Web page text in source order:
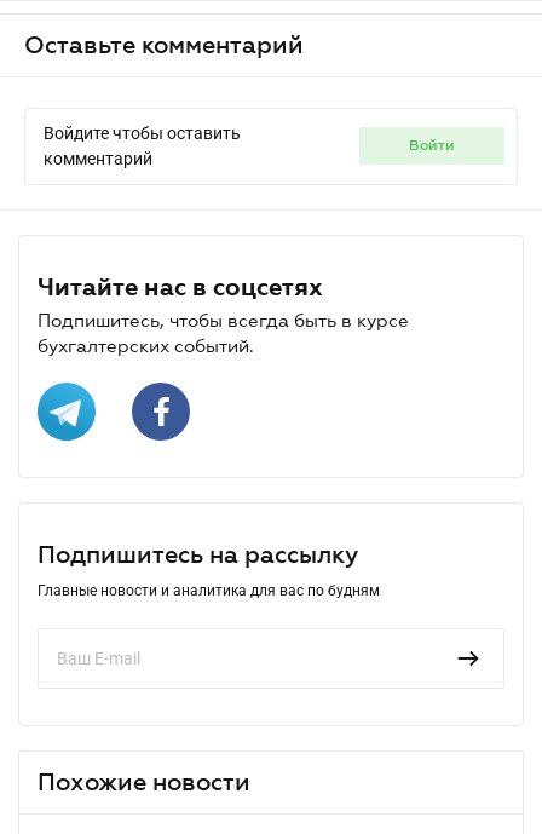
Оставьте комментарий
Войдите чтобы оставить
комментарий
войти
Читайте нас в соцсетях
Подпишитесь, чтобы всегда быть в курсе
бухгалтерских событий.
Подпишитесь на рассылку
Главные новости и аналитика для вас по будням
Похожие новости